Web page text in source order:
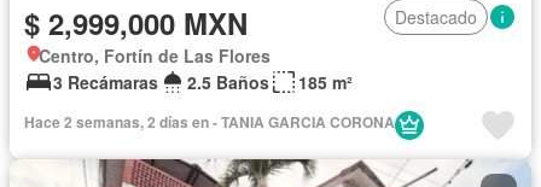
$ 2,999,000 MXN
Destacado
Centro, Fortín de Las Flores
3 Recámaras
2.5 Baños 185 m²
Hace 2 semanas, 2 días en - TANIA GARCIA CORONA